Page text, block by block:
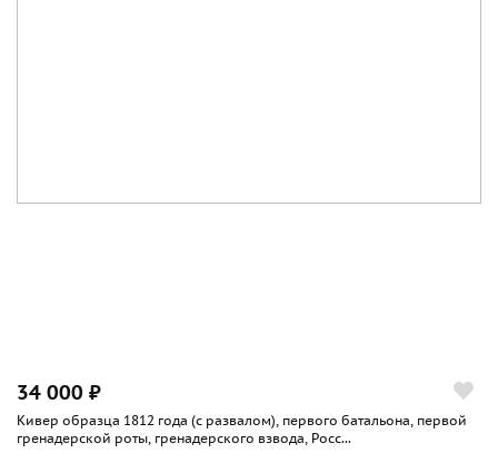
34 000 ₽
Кивер образца 1812 года (с развалом), первого батальона, первой
гренадерской роты, гренадерского взвода, Росс...